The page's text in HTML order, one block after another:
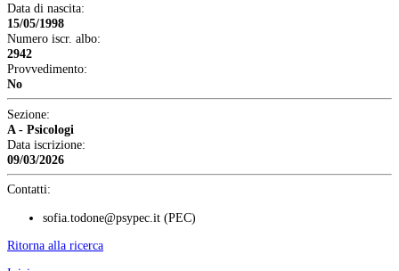
Data di nascita:
15/05/1998
Numero iscr. albo:
2942
Provvedimento:
No
Sezione:
A - Psicologi
Data iscrizione:
09/03/2026
Contatti:
sofia.todone@psypec.it (PEC)
Ritorna alla ricerca